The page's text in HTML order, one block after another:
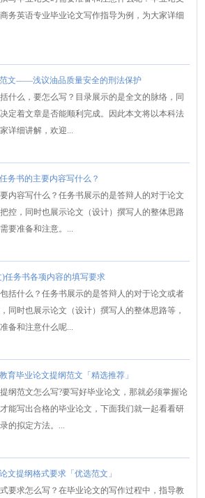
务英语专业毕业论文写作指导为例，为大家详细
文——浅议油品质量安全的刑法保护
什么，要怎么写？目录展示的是全文的脉络，同
定着文章是否能顺利完成。因此本文将以本科法
详细讲解，欢迎...
务书的主要内容写什么？
内容写什么？任务书展示的是答辩人的对于论文
控，同时也展示论文（设计）撰写人的整体思路
要准备和注意。...
任务书各项内容的填写要求
括什么？任务书展示的是答辩人的对于论文或者
同时也展示论文（设计）撰写人的整体思路等，
备和注意什么呢...
育毕业论文提纲范文「精选推荐」
纲范文怎么写?要写好毕业论文，那就必须掌握论
能写出合格的毕业论文，下面我们就一起看看研
的拟定方法。...
文提纲格式要求「优选范文」
要求怎么写？在毕业论文的写作过程中，指导教